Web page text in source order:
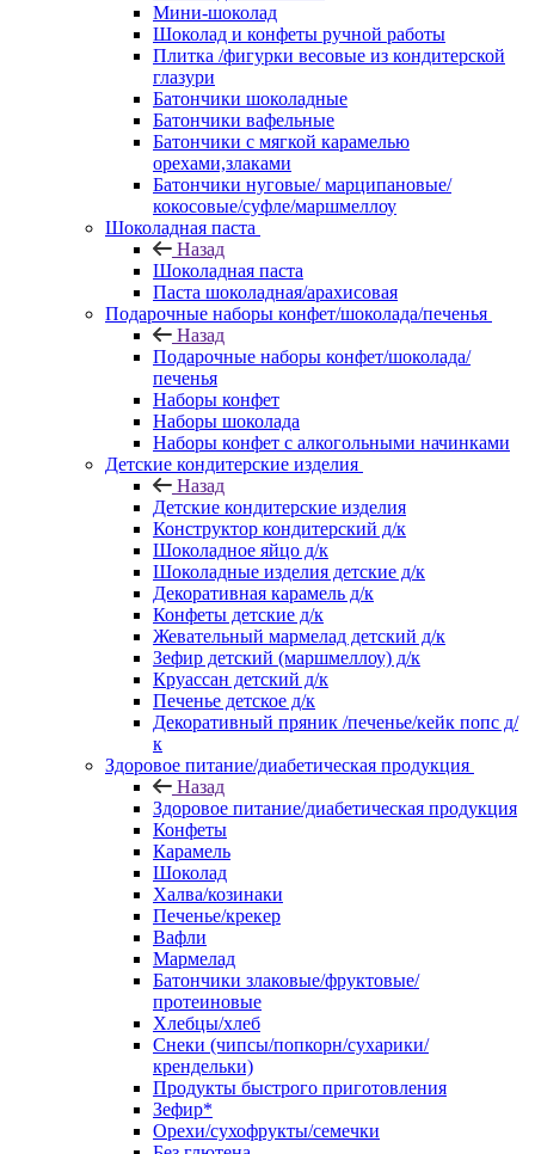
Мини-шоколад
Шоколад и конфеты ручной работы
Плитка /фигурки весовые из кондитерской
глазури
Батончики шоколадные
Батончики вафельные
Батончики с мягкой карамелью
орехами,злаками
Батончики нуговые/ марципановые/
кокосовые/суфле/маршмеллоу
Шоколадная паста
Назад
Шоколадная паста
Паста шоколадная/арахисовая
Подарочные наборы конфет/шоколада/печенья
Назад
Подарочные наборы конфет/шоколада/
печенья
Наборы конфет
Наборы шоколада
Наборы конфет с алкогольными начинками
Детские кондитерские изделия
Назад
Детские кондитерские изделия
Конструктор кондитерский д/к
Шоколадное яйцо д/к
Шоколадные изделия детские д/к
Декоративная карамель д/к
Конфеты детские д/к
Жевательный мармелад детский д/к
Зефир детский (маршмеллоу) д/к
Круассан детский д/к
Печенье детское д/к
Декоративный пряник /печенье/кейк попс д/
к
Здоровое питание/диабетическая продукция
Назад
Здоровое питание/диабетическая продукция
Конфеты
Карамель
Шоколад
Халва/козинаки
Печенье/крекер
Вафли
Мармелад
Батончики злаковые/фруктовые/
протеиновые
Хлебцы/хлеб
Снеки (чипсы/попкорн/сухарики/
крендельки)
Продукты быстрого приготовления
Зефир*
Орехи/сухофрукты/семечки